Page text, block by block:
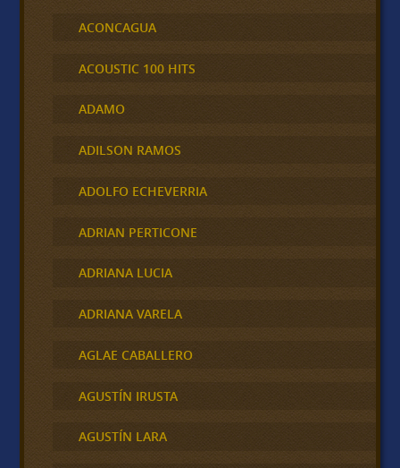
ACONCAGUA
ACOUSTIC 100 HITS
ADAMO
ADILSON RAMOS
ADOLFO ECHEVERRIA
ADRIAN PERTICONE
ADRIANA LUCIA
ADRIANA VARELA
AGLAE CABALLERO
AGUSTÍN IRUSTA
AGUSTÍN LARA